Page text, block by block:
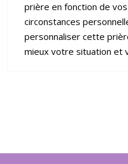
prière en fonction de
circonstances
personnaliser cette
mieux votre situation et